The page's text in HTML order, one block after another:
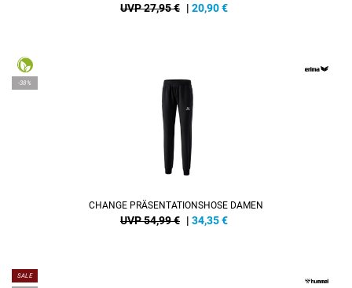
UVP 27,95 € | 20,90€
-38%
CHANGE PRÄSENTATIONSHOSE DAMEN
UVP 54,99 € | 34,35€
SALE